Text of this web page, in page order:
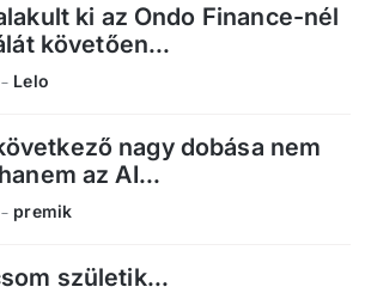
ki az Ondo Finance-nél
követően...
Lelo
nagy dobása nem
az AI...
premik
születik...